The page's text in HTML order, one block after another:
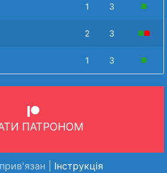
1 3
2 3
1 3
ПАТРОНОМ
| Інструкція